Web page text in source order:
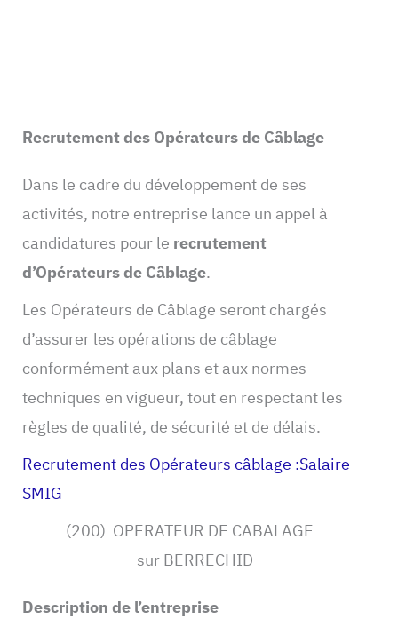
Recrutement des Opérateurs de Câblage
Dans le cadre du développement de ses
activités, notre entreprise lance un appel à
candidatures pour le recrutement
d’Opérateurs de Câblage.
Les Opérateurs de Câblage seront chargés
d’assurer les opérations de câblage
conformément aux plans et aux normes
techniques en vigueur, tout en respectant les
règles de qualité, de sécurité et de délais.
Recrutement des Opérateurs câblage :Salaire
SMIG
(200) OPERATEUR DE CABALAGE
sur BERRECHID
Description de l’entreprise